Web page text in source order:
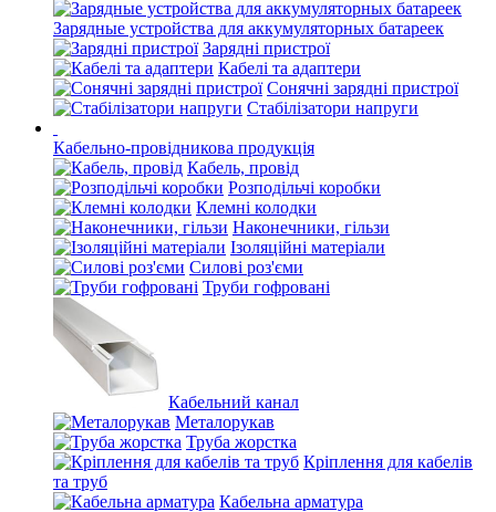
Зарядные устройства для аккумуляторных батареек
Зарядні пристрої
Кабелі та адаптери
Сонячні зарядні пристрої
Стабілізатори напруги
Кабельно-провідникова продукція
Кабель, провід
Розподільчі коробки
Клемні колодки
Наконечники, гільзи
Ізоляційні матеріали
Силові роз'єми
Труби гофровані
Кабельний канал
Металорукав
Труба жорстка
Кріплення для кабелів
та труб
Кабельна арматура